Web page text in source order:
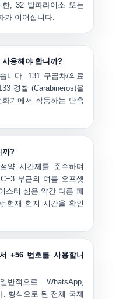
한, 32발파라이소 또는
가 이어집니다.
사용해야 합니까?
니다. 131구급차/의료
경찰 (Carabineros)을
기에서 작동하는 단축
까?
약 시간제를 준수하며
부근의 여름 오프셋
스터 섬은 약간 다른 패
현재 현지 시간을 확인
+56 번호를 사용합니
적으로 WhatsApp,
. 형식으로 된 전체 국제